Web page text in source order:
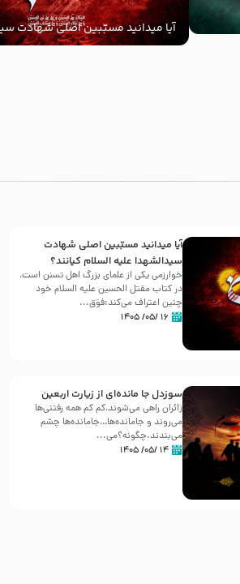
آیا میدانید مسبّبین اصلی شهادت
‌السلام کیانند؟
آیا میدانید مسبّبین اصلی شهادت
سیدالشهدا علیه ‌السلام کیانند؟
خوارزمی یکی از علمای بزرگ اهل تسنن است،
در کتاب مقتل الحسین علیه ‌السلام خود
چنین اعتراف می‌کند:فوَق...
۱۶ /۰۵/ ۱۴۰۵
سوزدل جا مانده‌ای از زیارت اربعین
زائران راهی می‌شوند،کم‌ کم همه رفتنی‌ها
می‌روند و جامانده‌ها…جامانده‌ها چشم
می‌بندند.چگونه؟می‌...
۱۴ /۰۵/ ۱۴۰۵